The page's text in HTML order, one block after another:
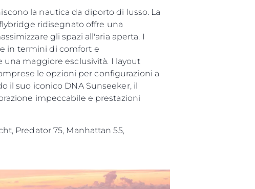
la nautica da diporto di lusso. La
ridisegnato offre una
gli spazi all'aria aperta. I
in termini di comfort e
maggiore esclusività. I layout
le opzioni per configurazioni a
il suo iconico DNA Sunseeker, il
impeccabile e prestazioni
Predator 75, Manhattan 55,